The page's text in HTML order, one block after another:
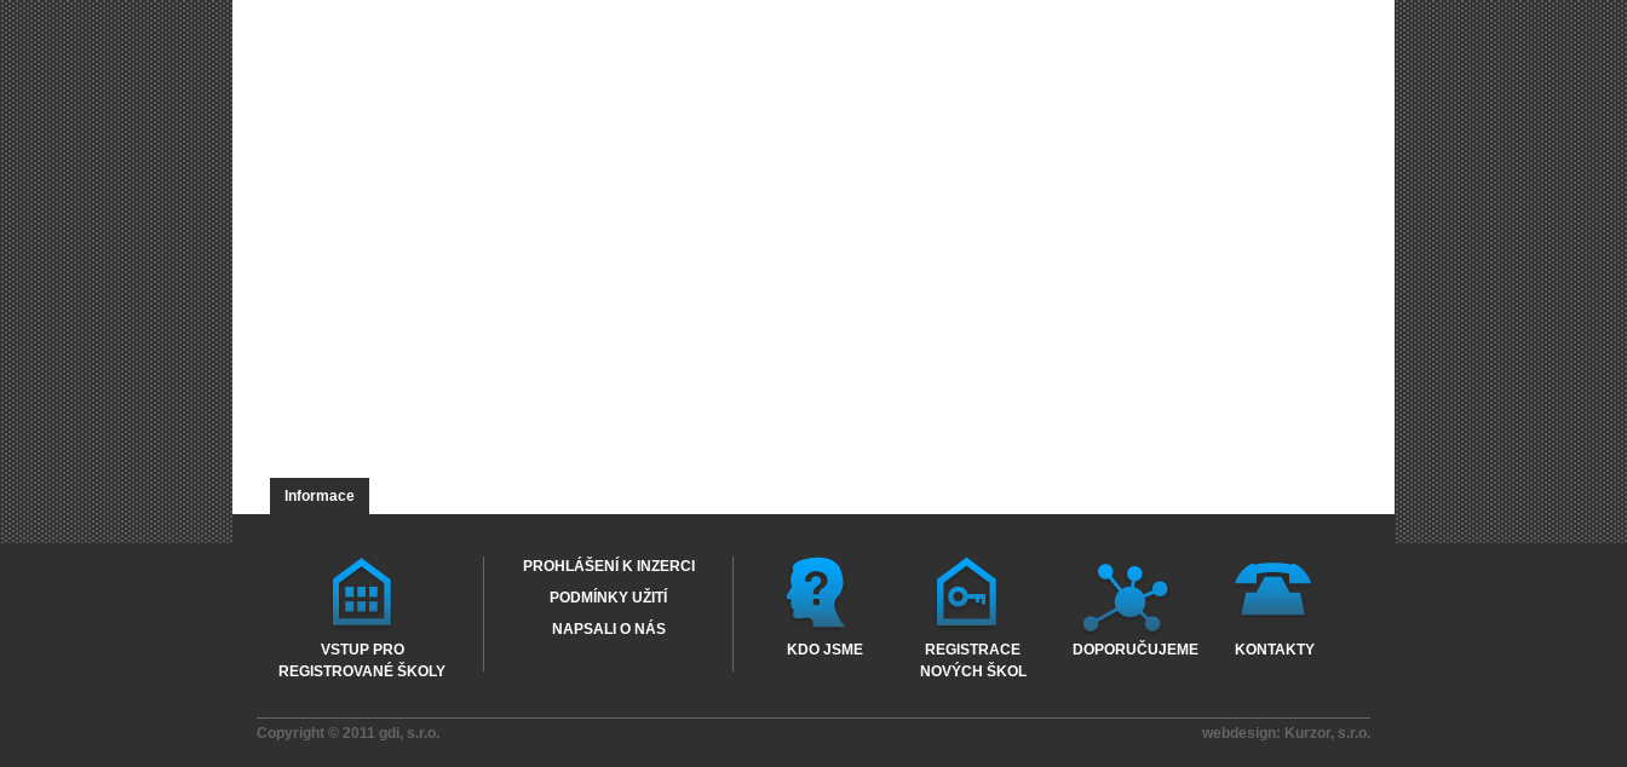
Informace
VSTUP PRO
REGISTROVANÉ ŠKOLY
PROHLÁŠENÍ K INZERCI
PODMÍNKY UŽITÍ
NAPSALI O NÁS
KDO JSME
REGISTRACE
NOVÝCH ŠKOL
DOPORUČUJEME KONTAKTY
Copyright © 2011 gdi, s.r.o. webdesign: Kurzor, s.r.o.